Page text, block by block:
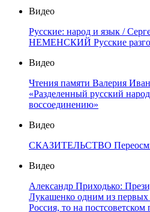
Видео
Русские: народ и язык /
НЕМЕНСКИЙ Русские
Видео
Чтения памяти Валерия
«Разделенный русский
воссоединению»
Видео
СКАЗИТЕЛЬСТВО
Видео
Александр Приходько:
Лукашенко одним из первых
Россия, то на